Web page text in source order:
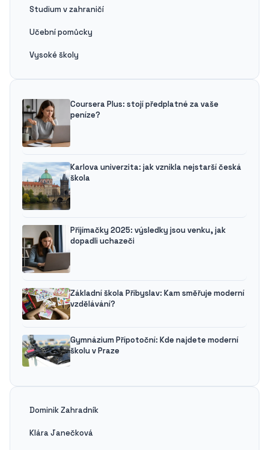
Studium v zahraničí
Učební pomůcky
Vysoké školy
Coursera Plus: stojí předplatné za vaše
peníze?
Karlova univerzita: jak vznikla nejstarší česká
škola
Přijímačky 2025: výsledky jsou venku, jak
dopadli uchazeči
Základní škola Přibyslav: Kam směřuje moderní
vzdělávání?
Gymnázium Přípotoční: Kde najdete moderní
školu v Praze
Dominik Zahradník
Klára Janečková